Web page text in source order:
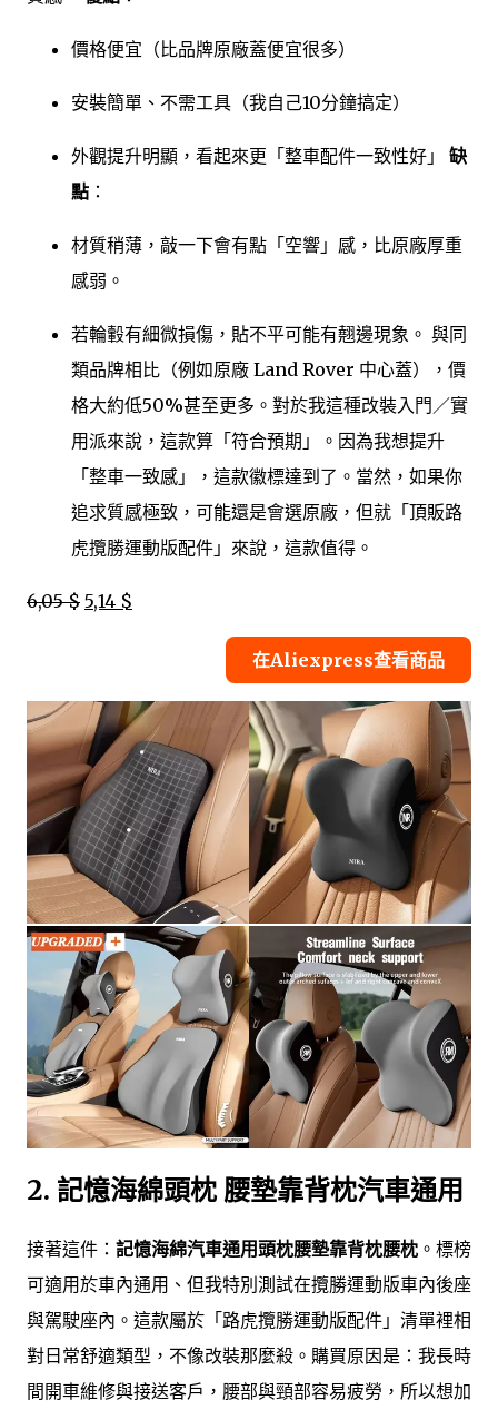
價格便宜（比品牌原廠蓋便宜很多）
安裝簡單、不需工具（我自己10分鐘搞定）
外觀提升明顯，看起來更「整車配件一致性好」 缺
點 ：
材質稍薄，敲一下會有點「空響」感，比原廠厚重
感弱。
若輪轂有細微損傷，貼不平可能有翹邊現象。 與同
類品牌相比（例如原廠 Land Rover 中心蓋），價
格大約低50%甚至更多。對於我這種改裝入門／實
用派來說，這款算「符合預期」。因為我想提升
「整車一致感」，這款徽標達到了。當然，如果你
追求質感極致，可能還是會選原廠，但就「頂販路
虎攬勝運動版配件」來說，這款值得。
6,05 $ 5,14 $
在Aliexpress查看商品
2. 記憶海綿頭枕 腰墊靠背枕汽車通用
接著這件： 記憶海綿汽車通用頭枕腰墊靠背枕腰枕 。標榜
可適用於車內通用、但我特別測試在攬勝運動版車內後座
與駕駛座內。這款屬於「路虎攬勝運動版配件」清單裡相
對日常舒適類型，不像改裝那麼殺。購買原因是：我長時
間開車維修與接送客戶，腰部與頸部容易疲勞，所以想加